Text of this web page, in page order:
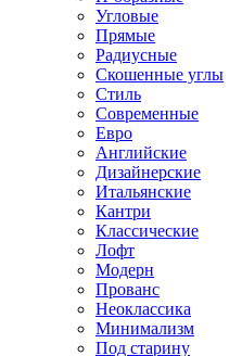
Угловые
Прямые
Радиусные
Скошенные углы
Стиль
Современные
Евро
Английские
Дизайнерские
Итальянские
Кантри
Классические
Лофт
Модерн
Прованс
Неоклассика
Минимализм
Под старину